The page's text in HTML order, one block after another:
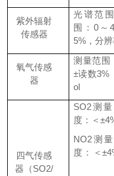
紫外辐射
传感器
光谱范
围：0～
5%，分
氧气传感
器
测量范围
±读数3%
ol
四气传感
器（SO2/
SO2测
度：＜
NO2测
度：＜